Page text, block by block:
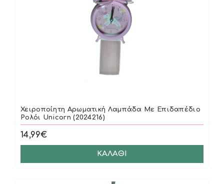
Χειροπoίητη Αρωματική Λαμπάδα Με Επιδαπέδιο
Ρολόι Unicorn (2024216)
14,99€
ΚΑΛΆΘΙ